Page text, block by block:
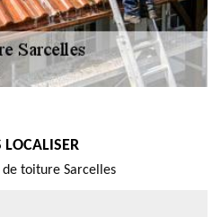
LOCALISER
de toiture Sarcelles